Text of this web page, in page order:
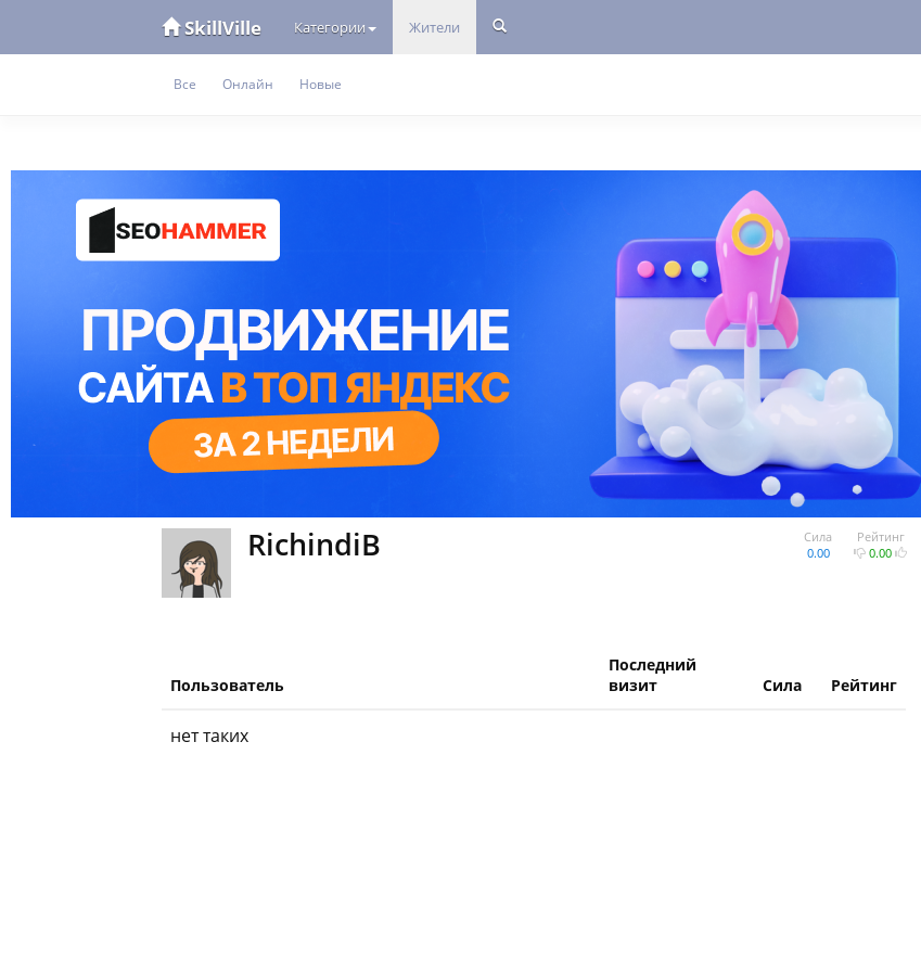
SkillVille Категории Жители
Все Онлайн Новые
Рейтинг
0.00
Сила
0.00
RichindiB
Пользователь
Последний
визит
Сила Рейтинг
нет таких